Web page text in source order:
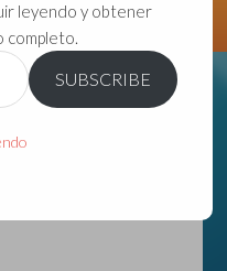
VivirGuadalajara
leyendo y obtener
completo.
SUBSCRIBE